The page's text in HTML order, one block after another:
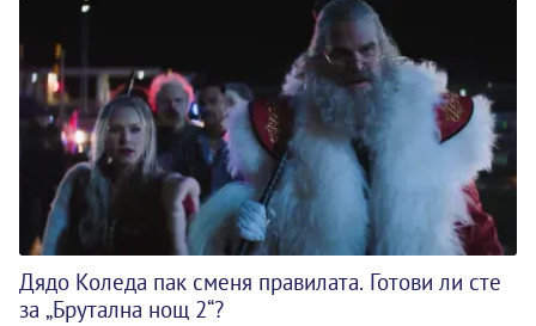
Дядо Коледа пак сменя правилата. Готови ли сте
за „Брутална нощ 2“?